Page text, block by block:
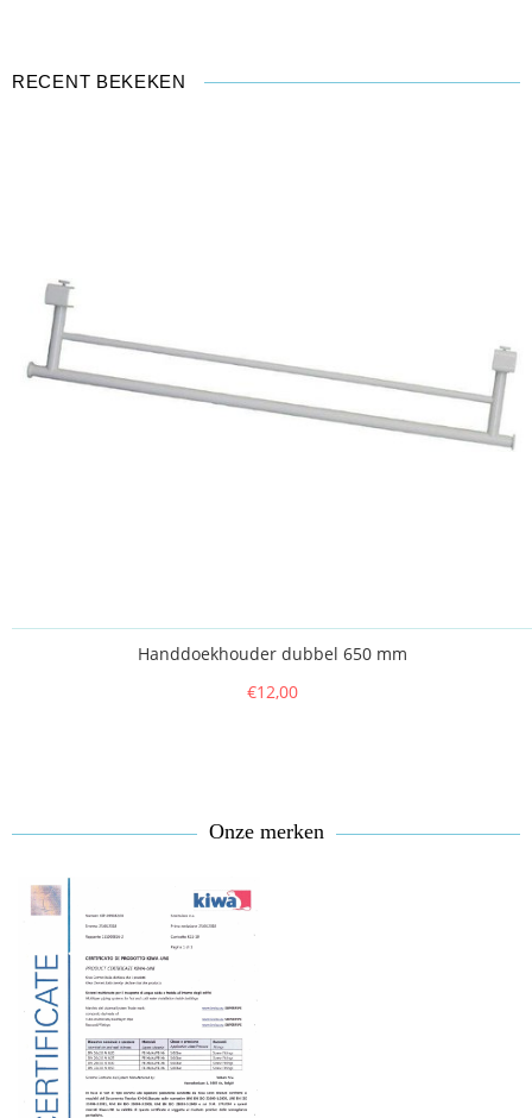
RECENT BEKEKEN
Handdoekhouder dubbel 650 mm
€12,00
Onze merken